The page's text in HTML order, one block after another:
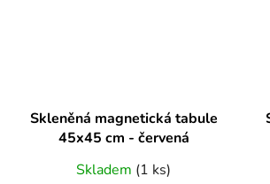
Skleněná magnetická tabule
45x45 cm - červená
Skladem (1 ks)